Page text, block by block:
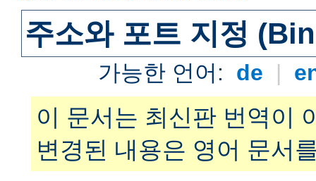
주소와 포트 지정
가능한 언어: de |
이 문서는 최신판 번역이
변경된 내용은 영어 문서